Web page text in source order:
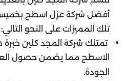
أفضل شركة عزل اسطح
تلك المميزات على النحو التالي:
تمتلك شركة المجد كلين
الاسطح مما يضمن حصول
الجودة.